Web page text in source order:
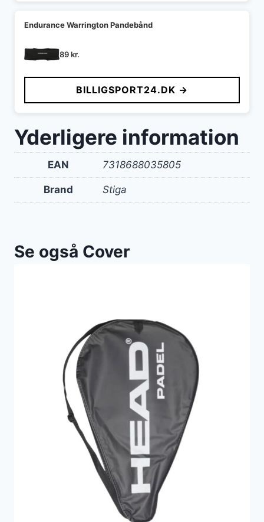
Endurance Warrington Pandebånd
89kr.
BILLIGSPORT24.DK →
Yderligere information
EAN 7318688035805
Brand Stiga
Se også Cover